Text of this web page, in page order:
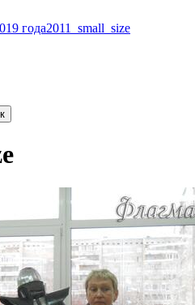
года2011_small_size